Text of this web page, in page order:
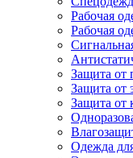
Рабочая
Рабочая
Защита от
Защита от
Защита от
Одежда